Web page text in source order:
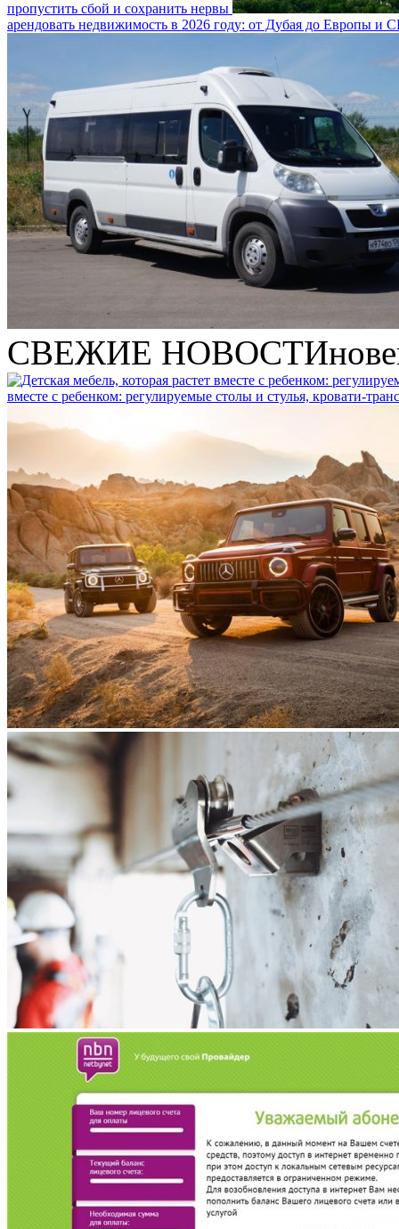
пропустить сбой и сохранить нервы
арендовать недвижимость в 2026 году: от Дубая до Европы и
СВЕЖИЕ НОВОСТИ
вместе с ребенком: регулируемые столы и стулья, кровати-